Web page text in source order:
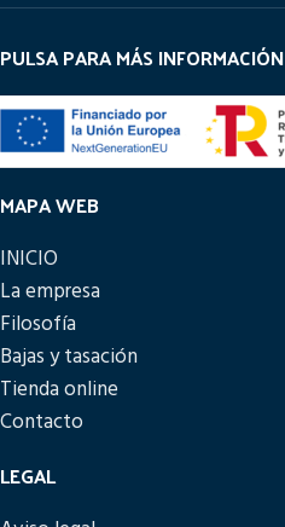
PULSA PARA MÁS INFORMACIÓN
MAPA WEB
INICIO
La empresa
Filosofía
Bajas y tasación
Tienda online
Contacto
LEGAL